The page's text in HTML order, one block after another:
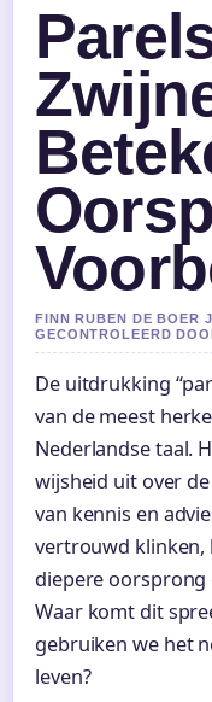
FINN RUBEN DE BOER
GECONTROLEERD
De uitdrukking
van de meest
Nederlandse taal.
wijsheid uit over
van kennis en
vertrouwd klinken,
diepere oorsprong
Waar komt dit
gebruiken we het
leven?